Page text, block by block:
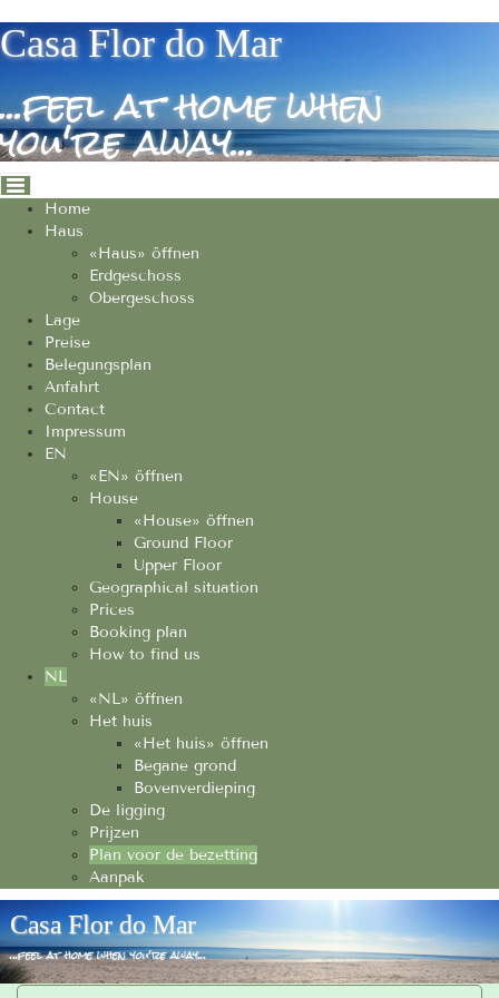
Casa Flor do Mar
...feel at home when
you're away...
Home
Haus
«Haus» öffnen
Erdgeschoss
Obergeschoss
Lage
Preise
Belegungsplan
Anfahrt
Contact
Impressum
EN
«EN» öffnen
House
«House» öffnen
Ground Floor
Upper Floor
Geographical situation
Prices
Booking plan
How to find us
NL
«NL» öffnen
Het huis
«Het huis» öffnen
Begane grond
Bovenverdieping
De ligging
Prijzen
Plan voor de bezetting
Aanpak
Casa Flor do Mar
...feel at home when you're away...